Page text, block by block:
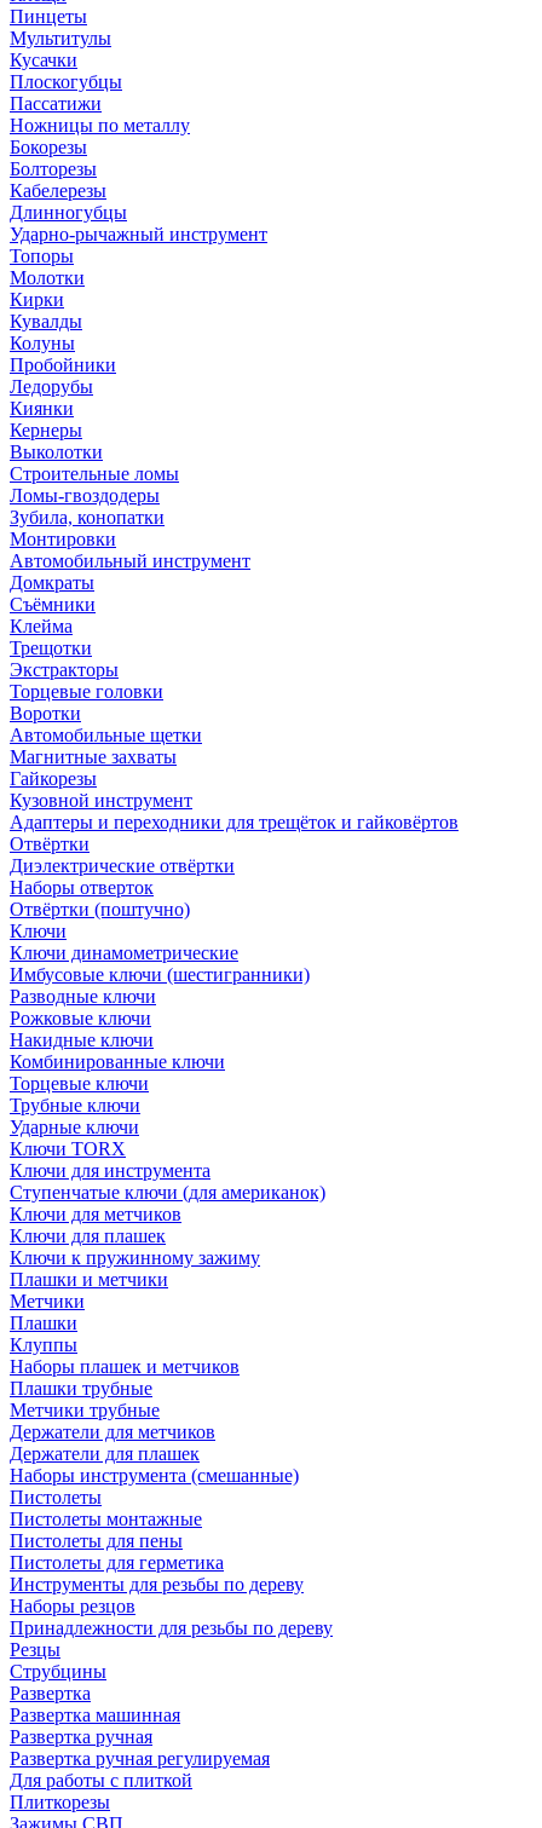
Пинцеты
Мультитулы
Кусачки
Плоскогубцы
Пассатижи
Ножницы по металлу
Бокорезы
Болторезы
Кабелерезы
Длинногубцы
Ударно-рычажный инструмент
Топоры
Молотки
Кирки
Кувалды
Колуны
Пробойники
Ледорубы
Киянки
Кернеры
Выколотки
Строительные ломы
Ломы-гвоздодеры
Зубила, конопатки
Монтировки
Автомобильный инструмент
Домкраты
Съёмники
Клейма
Трещотки
Экстракторы
Торцевые головки
Воротки
Автомобильные щетки
Магнитные захваты
Гайкорезы
Кузовной инструмент
Адаптеры и переходники для трещёток и гайковёртов
Отвёртки
Диэлектрические отвёртки
Наборы отверток
Отвёртки (поштучно)
Ключи
Ключи динамометрические
Имбусовые ключи (шестигранники)
Разводные ключи
Рожковые ключи
Накидные ключи
Комбинированные ключи
Торцевые ключи
Трубные ключи
Ударные ключи
Ключи TORX
Ключи для инструмента
Ступенчатые ключи (для американок)
Ключи для метчиков
Ключи для плашек
Ключи к пружинному зажиму
Плашки и метчики
Метчики
Плашки
Клуппы
Наборы плашек и метчиков
Плашки трубные
Метчики трубные
Держатели для метчиков
Держатели для плашек
Наборы инструмента (смешанные)
Пистолеты
Пистолеты монтажные
Пистолеты для пены
Пистолеты для герметика
Инструменты для резьбы по дереву
Наборы резцов
Принадлежности для резьбы по дереву
Резцы
Струбцины
Развертка
Развертка машинная
Развертка ручная
Развертка ручная регулируемая
Для работы с плиткой
Плиткорезы
Зажимы СВП